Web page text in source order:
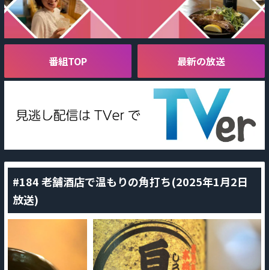
番組表を見る
番組TOP 最新の放送
#184 老舗酒店で温もりの角打ち(2025年1月2日
放送)